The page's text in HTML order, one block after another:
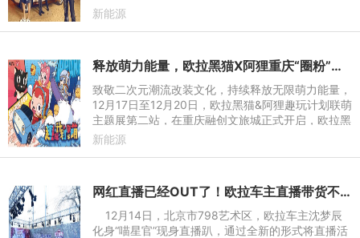
先锋，1月13日，欧拉汽车正式官宣冠名中国新说唱
新能源
释放萌力能量，欧拉黑猫X阿狸重庆“圈粉”猫力青年
致敬二次元潮流改装文化，持续释放无限萌力能量，
12月17日至12月20日，欧拉黑猫&阿狸趣玩计划联萌
主题展第二站，在重庆融创文旅城正式开启，欧拉黑
猫乘风版-阿狸的茶与店、欧拉黑猫破浪版-潮玩主题
新能源
网红直播已经OUT了！欧拉车主直播带货不到2小时狂揽6940订单
12月14日，北京市798艺术区，欧拉车主沈梦辰
化身“喵星官”现身直播趴，通过全新的形式将直播活